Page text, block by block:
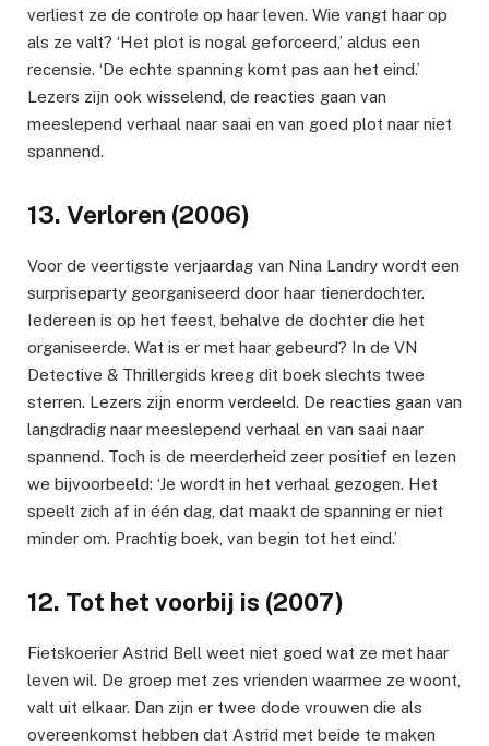
verliest ze de controle op haar leven. Wie vangt haar op
als ze valt? ‘Het plot is nogal geforceerd,’ aldus een
recensie. ‘De echte spanning komt pas aan het eind.’
Lezers zijn ook wisselend, de reacties gaan van
meeslepend verhaal naar saai en van goed plot naar niet
spannend.
13. Verloren (2006)
Voor de veertigste verjaardag van Nina Landry wordt een
surpriseparty georganiseerd door haar tienerdochter.
Iedereen is op het feest, behalve de dochter die het
organiseerde. Wat is er met haar gebeurd? In de VN
Detective & Thrillergids kreeg dit boek slechts twee
sterren. Lezers zijn enorm verdeeld. De reacties gaan van
langdradig naar meeslepend verhaal en van saai naar
spannend. Toch is de meerderheid zeer positief en lezen
we bijvoorbeeld: ‘Je wordt in het verhaal gezogen. Het
speelt zich af in één dag, dat maakt de spanning er niet
minder om. Prachtig boek, van begin tot het eind.’
12. Tot het voorbij is (2007)
Fietskoerier Astrid Bell weet niet goed wat ze met haar
leven wil. De groep met zes vrienden waarmee ze woont,
valt uit elkaar. Dan zijn er twee dode vrouwen die als
overeenkomst hebben dat Astrid met beide te maken